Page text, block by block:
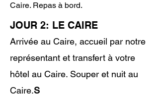
Caire. Repas à bord.
JOUR 2: LE CAIRE
Arrivée au Caire, accueil par notre
représentant et transfert à votre
hôtel au Caire. Souper et nuit au
Caire.S